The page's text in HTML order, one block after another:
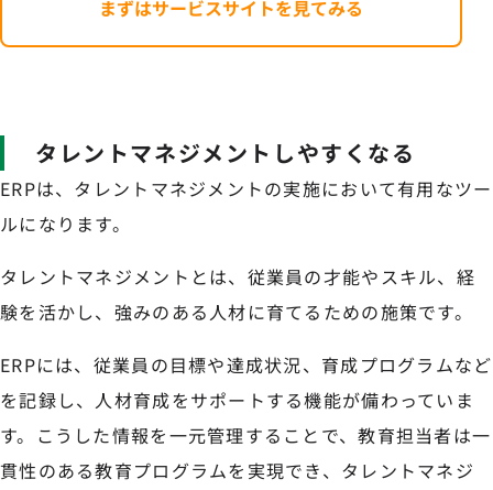
まずはサービスサイトを見てみる
タレントマネジメントしやすくなる
ERPは、タレントマネジメントの実施において有用なツー
ルになります。
タレントマネジメントとは、従業員の才能やスキル、経
験を活かし、強みのある人材に育てるための施策です。
ERPには、従業員の目標や達成状況、育成プログラムなど
を記録し、人材育成をサポートする機能が備わっていま
す。こうした情報を一元管理することで、教育担当者は一
貫性のある教育プログラムを実現でき、タレントマネジ